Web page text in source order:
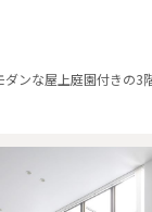
ンな屋上庭園付きの3